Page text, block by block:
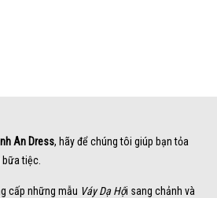
An Dress, hãy để chúng tôi giúp bạn tỏa
tiệc.
cấp những mẫu Váy Dạ Hội sang chảnh và